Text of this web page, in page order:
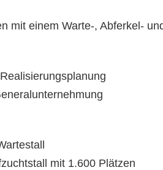
mit einem Warte-, Abferkel-
mit 1.600 Plätzen